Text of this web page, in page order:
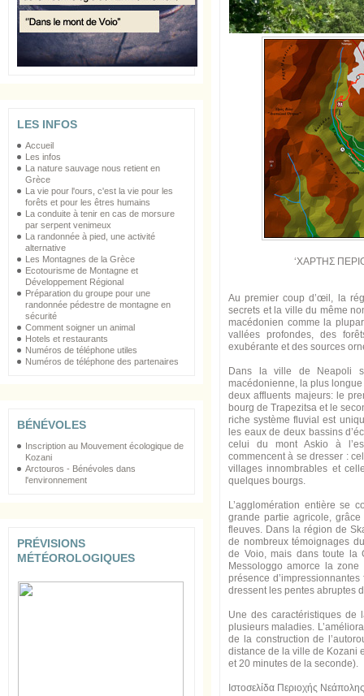
LES INFOS
Accueil
Les infos
La nature sauvage nous retient en
Grèce
La vie pour l'ours, c'est la vie pour les
forêts et pour les êtres humains
La conduite à tenir en cas de morsure
par serpent venimeux
La randonnée à pied, une activité
alternative
Les Montagnes de la Grèce
Ecotourisme de Montagne et
Développement Régional
Préparation du groupe pour une
randonnée pédestre de montagne en
sécurité
Comment soigner un animal
Hotels et restaurants
Numéros de téléphone utiles
Numéros de téléphone des partenaires
BÉNÉVOLES
Inscription au Mouvement écologique de
Kozani
Arctouros - Bénévoles dans
l'environnement
PRÉVISIONS
MÉTÉOROLOGIQUES
‘ΧΑΡΤΗΣ
Au premier coup d’œil, la
secrets et la ville du même
macédonien comme la
vallées profondes, des
exubérante et des sources
Dans la ville de Neapoli
macédonienne, la plus
deux affluents majeurs: le
bourg de Trapezitsa et le
riche système fluvial est
les eaux de deux bassins
celui du mont Askio à
commencent à se dresser :
villages innombrables et
quelques bourgs.
L’agglomération entière se
grande partie agricole,
fleuves. Dans la région de
de nombreux témoignages
de Voio, mais dans toute la
Messologgo amorce la
présence
dressent les pentes abruptes
Une des caractéristiques de
plusieurs maladies.
de la construction de
distance de la ville de Kozani
et 20 minutes de la seconde).
Ιστοσελίδα Περιοχής Νεάπολης